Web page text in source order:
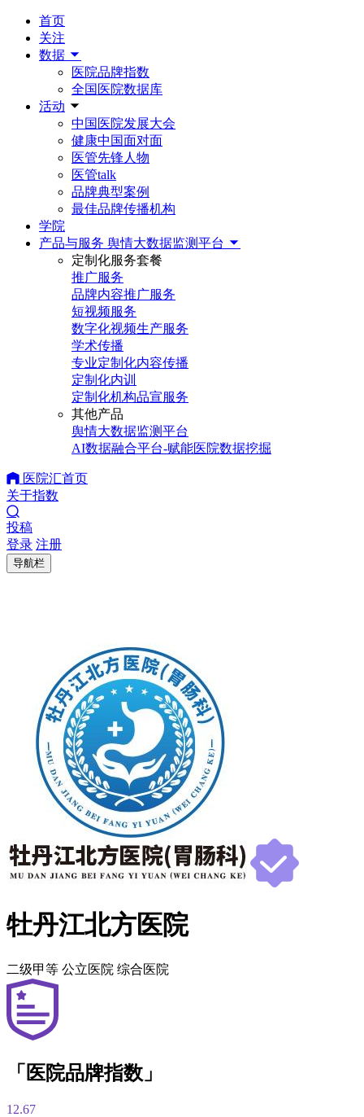
首页
关注
数据
医院品牌指数
全国医院数据库
活动
中国医院发展大会
健康中国面对面
医管先锋人物
医管talk
品牌典型案例
最佳品牌传播机构
学院
产品与服务 舆情大数据监测平台
定制化服务套餐
推广服务
品牌内容推广服务
短视频服务
数字化视频生产服务
学术传播
专业定制化内容传播
定制化内训
定制化机构品宣服务
其他产品
舆情大数据监测平台
AI数据融合平台-赋能医院数据挖掘
医院汇首页
关于指数
投稿
登录 注册
导航栏
牡丹江北方医院
二级甲等 公立医院 综合医院
「医院品牌指数」
12.67